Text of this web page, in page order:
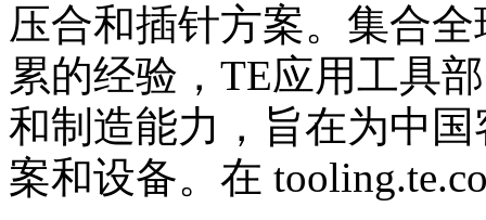
压合和插针方案。集合
累的经验，TE应用工具
和制造能力，旨在为中
案和设备。在